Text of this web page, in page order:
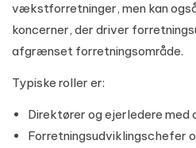
vækstforretninger, men kan
koncerner, der driver
afgrænset forretningsområde.
Typiske roller er:
Direktører og ejerledere
Forretningsudviklingschefer